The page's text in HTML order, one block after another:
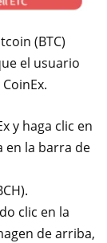
(BTC)
el usuario
y haga clic en
en la barra de
clic en la
de arriba,